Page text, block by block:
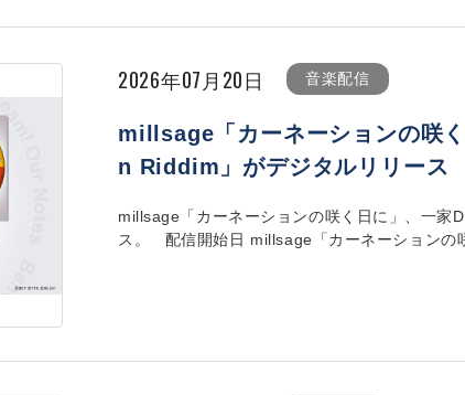
2026年07月20日 音楽配信
millsage「カーネーションの咲
n Riddim」がデジタルリリース
millsage「カーネーションの咲く日に」、一
ス。 配信開始日 millsage「カーネーションの